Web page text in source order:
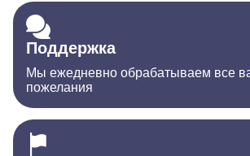
Поддержка
Мы ежедневно обрабатываем все
пожелания